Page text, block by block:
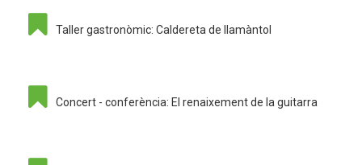
Taller gastronòmic: Caldereta de llamàntol
Concert - conferència: El renaixement de la guitarra